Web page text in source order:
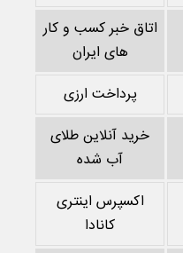
اتاق خبر کسب و کار
های ایران
پرداخت ارزی
خرید آنلاین طلای
آب شده
اکسپرس اینتری
کانادا